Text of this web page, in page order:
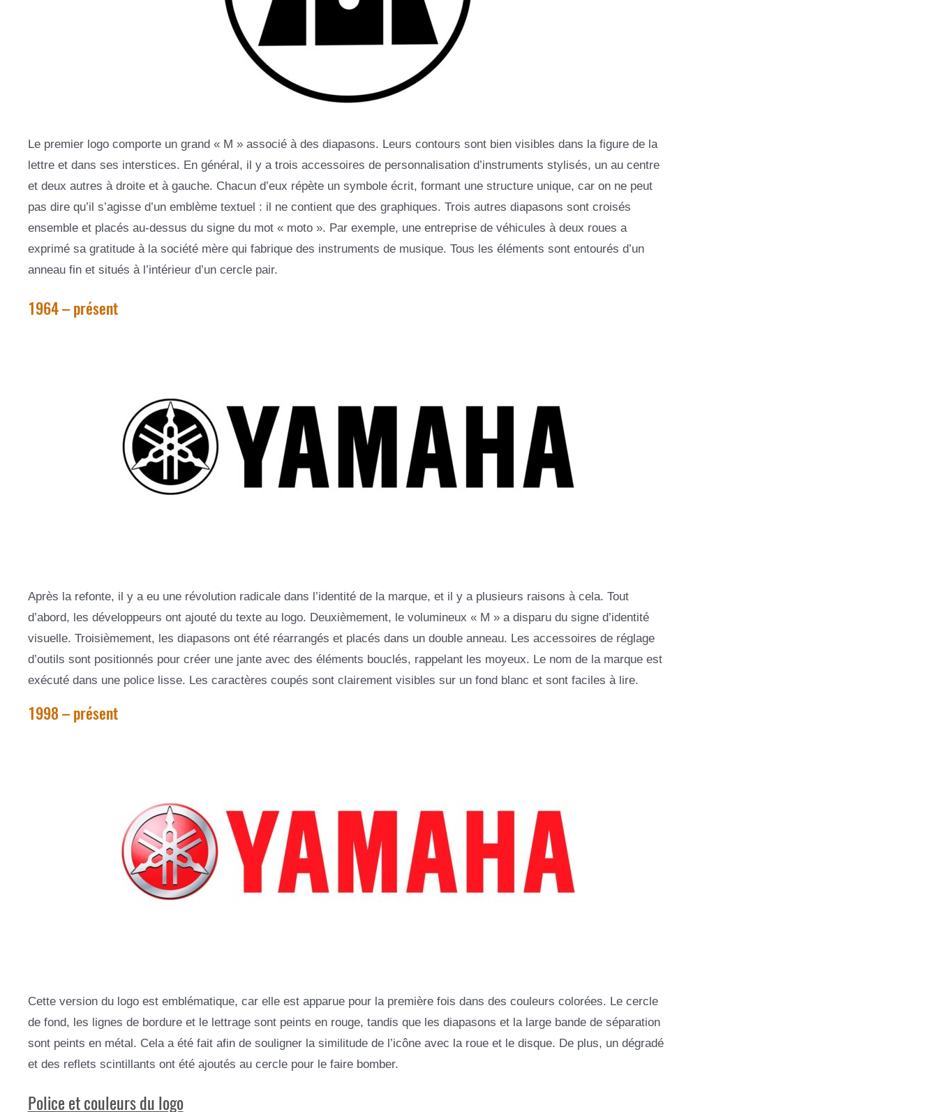
Le premier logo comporte un grand « M » associé à des diapasons. Leurs contours sont bien visibles dans la figure de la
lettre et dans ses interstices. En général, il y a trois accessoires de personnalisation d’instruments stylisés, un au centre
et deux autres à droite et à gauche. Chacun d’eux répète un symbole écrit, formant une structure unique, car on ne peut
pas dire qu’il s’agisse d’un emblème textuel : il ne contient que des graphiques. Trois autres diapasons sont croisés
ensemble et placés au-dessus du signe du mot « moto ». Par exemple, une entreprise de véhicules à deux roues a
exprimé sa gratitude à la société mère qui fabrique des instruments de musique. Tous les éléments sont entourés d’un
anneau fin et situés à l’intérieur d’un cercle pair.
1964 – présent
Après la refonte, il y a eu une révolution radicale dans l’identité de la marque, et il y a plusieurs raisons à cela. Tout
d’abord, les développeurs ont ajouté du texte au logo. Deuxièmement, le volumineux « M » a disparu du signe d’identité
visuelle. Troisièmement, les diapasons ont été réarrangés et placés dans un double anneau. Les accessoires de réglage
d’outils sont positionnés pour créer une jante avec des éléments bouclés, rappelant les moyeux. Le nom de la marque est
exécuté dans une police lisse. Les caractères coupés sont clairement visibles sur un fond blanc et sont faciles à lire.
1998 – présent
Cette version du logo est emblématique, car elle est apparue pour la première fois dans des couleurs colorées. Le cercle
de fond, les lignes de bordure et le lettrage sont peints en rouge, tandis que les diapasons et la large bande de séparation
sont peints en métal. Cela a été fait afin de souligner la similitude de l’icône avec la roue et le disque. De plus, un dégradé
et des reflets scintillants ont été ajoutés au cercle pour le faire bomber.
Police et couleurs du logo